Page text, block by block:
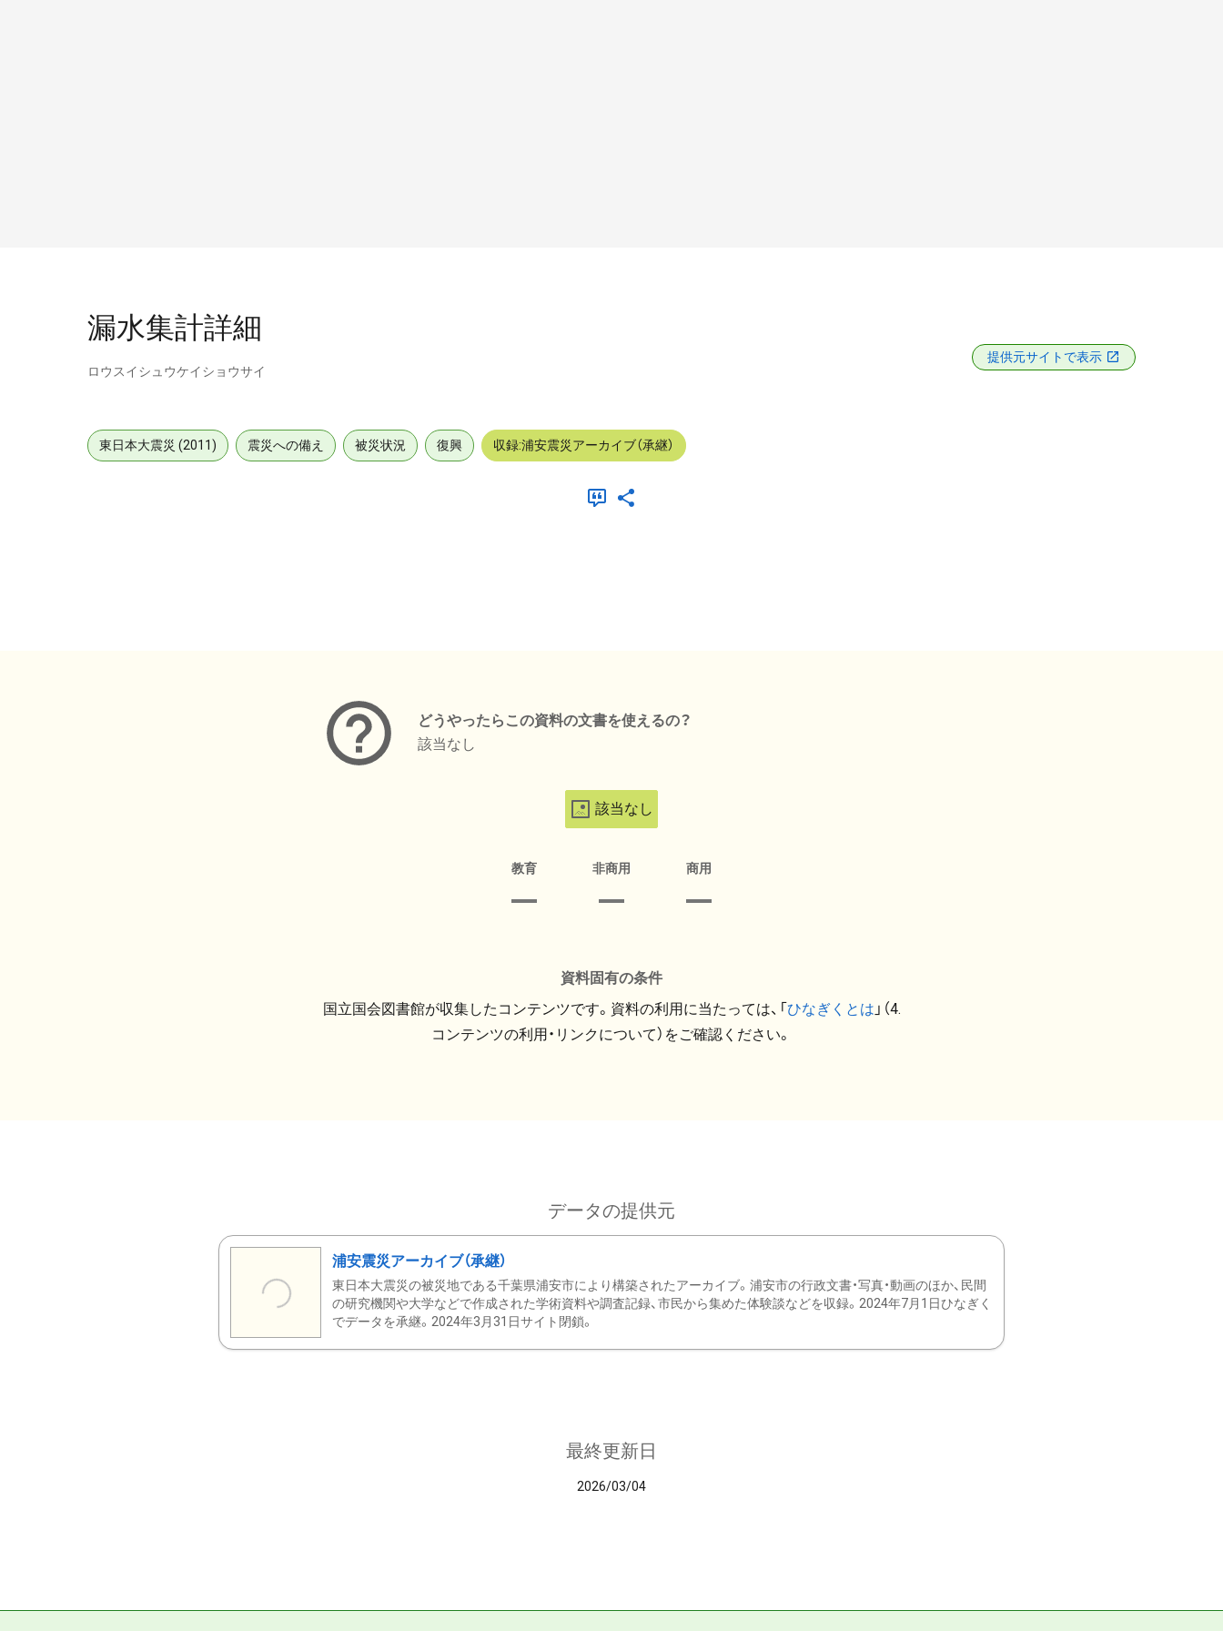
漏水集計詳細
ロウスイシュウケイショウサイ
提供元サイトで表示
東日本大震災 (2011) 震災への備え 被災状況 復興 収録:浦安震災アーカイブ（承継）
どうやったらこの資料の文書を使えるの？
該当なし
該当なし
教育 非商用 商用
資料固有の条件
国立国会図書館が収集したコンテンツです。資料の利用に当たっては、「ひなぎくとは 」（4.
コンテンツの利用・リンクについて）をご確認ください。
データの提供元
浦安震災アーカイブ（承継）
東日本大震災の被災地である千葉県浦安市により構築されたアーカイブ。浦安市の行政文書・写真・動画のほか、民間
の研究機関や大学などで作成された学術資料や調査記録、市民から集めた体験談などを収録。2024年7月1日ひなぎく
でデータを承継。2024年3月31日サイト閉鎖。
最終更新日
2026/03/04